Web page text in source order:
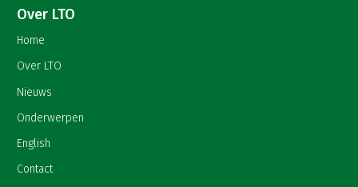
Over LTO
Home
Over LTO
Nieuws
Onderwerpen
English
Contact